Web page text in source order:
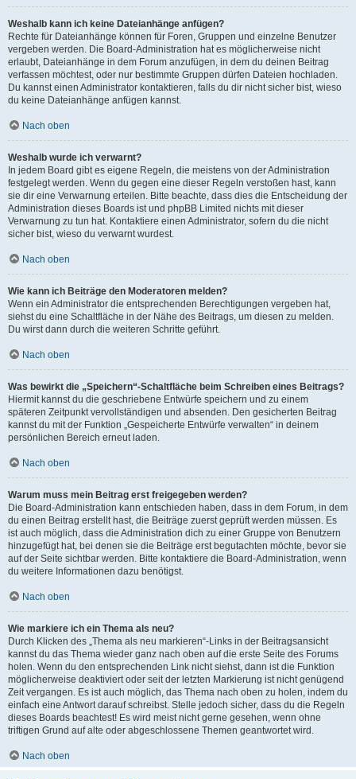
Weshalb kann ich keine Dateianhänge anfügen?
Rechte für Dateianhänge können für Foren, Gruppen und einzelne Benutzer
vergeben werden. Die Board-Administration hat es möglicherweise nicht
erlaubt, Dateianhänge in dem Forum anzufügen, in dem du deinen Beitrag
verfassen möchtest, oder nur bestimmte Gruppen dürfen Dateien hochladen.
Du kannst einen Administrator kontaktieren, falls du dir nicht sicher bist, wieso
du keine Dateianhänge anfügen kannst.
Nach oben
Weshalb wurde ich verwarnt?
In jedem Board gibt es eigene Regeln, die meistens von der Administration
festgelegt werden. Wenn du gegen eine dieser Regeln verstoßen hast, kann
sie dir eine Verwarnung erteilen. Bitte beachte, dass dies die Entscheidung der
Administration dieses Boards ist und phpBB Limited nichts mit dieser
Verwarnung zu tun hat. Kontaktiere einen Administrator, sofern du die nicht
sicher bist, wieso du verwarnt wurdest.
Nach oben
Wie kann ich Beiträge den Moderatoren melden?
Wenn ein Administrator die entsprechenden Berechtigungen vergeben hat,
siehst du eine Schaltfläche in der Nähe des Beitrags, um diesen zu melden.
Du wirst dann durch die weiteren Schritte geführt.
Nach oben
Was bewirkt die „Speichern“-Schaltfläche beim Schreiben eines Beitrags?
Hiermit kannst du die geschriebene Entwürfe speichern und zu einem
späteren Zeitpunkt vervollständigen und absenden. Den gesicherten Beitrag
kannst du mit der Funktion „Gespeicherte Entwürfe verwalten“ in deinem
persönlichen Bereich erneut laden.
Nach oben
Warum muss mein Beitrag erst freigegeben werden?
Die Board-Administration kann entschieden haben, dass in dem Forum, in dem
du einen Beitrag erstellt hast, die Beiträge zuerst geprüft werden müssen. Es
ist auch möglich, dass die Administration dich zu einer Gruppe von Benutzern
hinzugefügt hat, bei denen sie die Beiträge erst begutachten möchte, bevor sie
auf der Seite sichtbar werden. Bitte kontaktiere die Board-Administration, wenn
du weitere Informationen dazu benötigst.
Nach oben
Wie markiere ich ein Thema als neu?
Durch Klicken des „Thema als neu markieren“-Links in der Beitragsansicht
kannst du das Thema wieder ganz nach oben auf die erste Seite des Forums
holen. Wenn du den entsprechenden Link nicht siehst, dann ist die Funktion
möglicherweise deaktiviert oder seit der letzten Markierung ist nicht genügend
Zeit vergangen. Es ist auch möglich, das Thema nach oben zu holen, indem du
einfach eine Antwort darauf schreibst. Stelle jedoch sicher, dass du die Regeln
dieses Boards beachtest! Es wird meist nicht gerne gesehen, wenn ohne
triftigen Grund auf alte oder abgeschlossene Themen geantwortet wird.
Nach oben